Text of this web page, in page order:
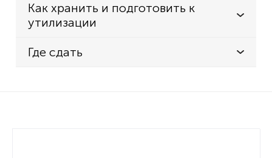
Как хранить и подготовить к
утилизации
Где сдать